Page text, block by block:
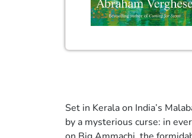
Set in Kerala on India’s
by a mysterious curse: in